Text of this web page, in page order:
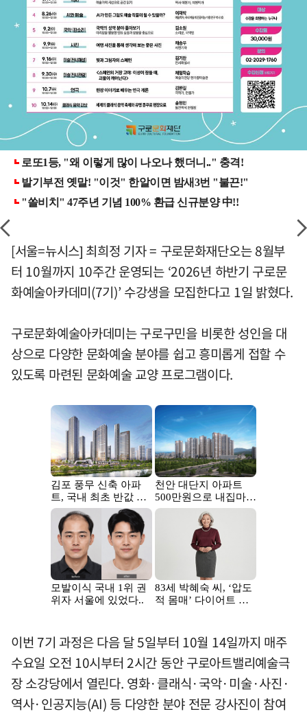
[서울=뉴시스] 최희정 기자 = 구로문화재단오는 8월부
터 10월까지 10주간 운영되는 ‘2026년 하반기 구로문
화예술아카데미(7기)’ 수강생을 모집한다고 1일 밝혔다.
구로문화예술아카데미는 구로구민을 비롯한 성인을 대
상으로 다양한 문화예술 분야를 쉽고 흥미롭게 접할 수
있도록 마련된 문화예술 교양 프로그램이다.
이번 7기 과정은 다음 달 5일부터 10월 14일까지 매주
수요일 오전 10시부터 2시간 동안 구로아트밸리예술극
장 소강당에서 열린다. 영화·클래식·국악·미술·사진·
역사·인공지능(AI) 등 다양한 분야 전문 강사진이 참여